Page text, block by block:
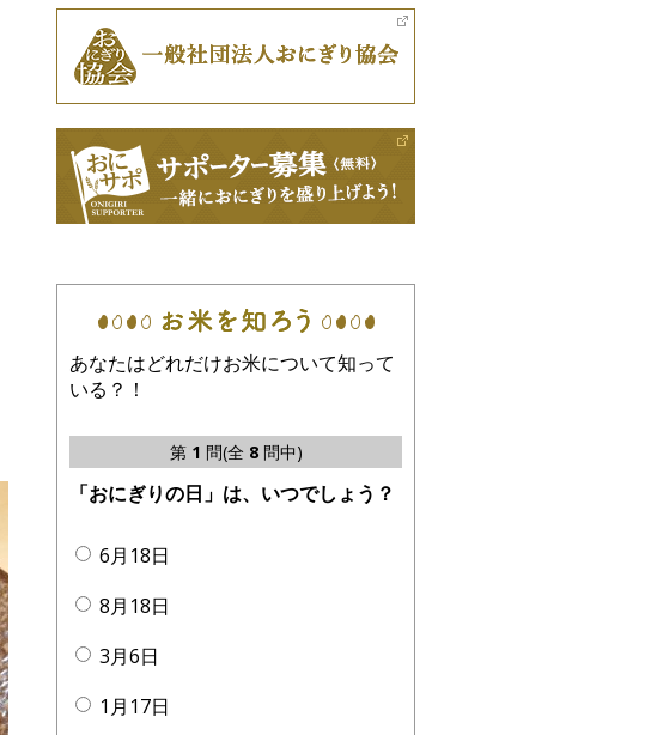
あなたはどれだけお米について知って
いる？！
第 1 問(全 8問中)
「おにぎりの日」は、いつでしょう？
6月18日
8月18日
3月6日
1月17日